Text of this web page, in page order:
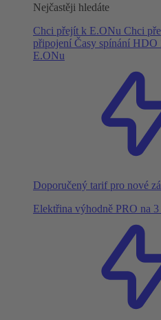
Nejčastěji hledáte
Chci přejít k E.ONu Chci
připojení Časy spínání HDO
E.ONu
Doporučený tarif pro nové
Elektřina výhodně PRO na